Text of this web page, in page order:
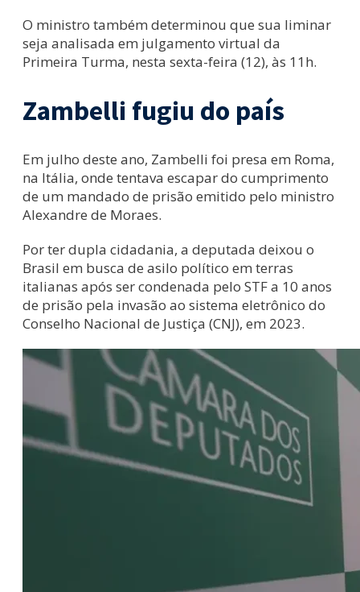
O ministro também determinou que sua liminar
seja analisada em julgamento virtual da
Primeira Turma, nesta sexta-feira (12), às 11h.
Zambelli fugiu do país
Em julho deste ano, Zambelli foi presa em Roma,
na Itália, onde tentava escapar do cumprimento
de um mandado de prisão emitido pelo ministro
Alexandre de Moraes.
Por ter dupla cidadania, a deputada deixou o
Brasil em busca de asilo político em terras
italianas após ser condenada pelo STF a 10 anos
de prisão pela invasão ao sistema eletrônico do
Conselho Nacional de Justiça (CNJ), em 2023.